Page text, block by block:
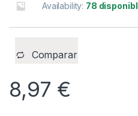
Availability: 78
Comparar
8,97 €